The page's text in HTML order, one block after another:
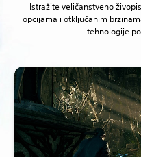
Istražite veličanstveno
opcijama i otključanim
tehnologije